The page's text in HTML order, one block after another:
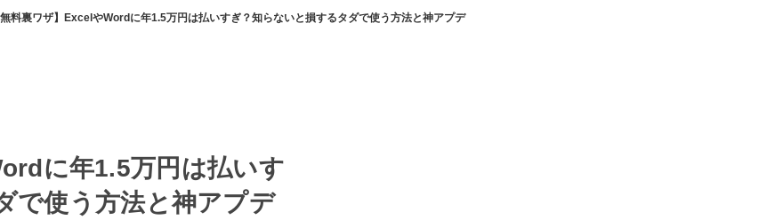
無料裏ワザ】ExcelやWordに年1.5万円は払いすぎ？知らないと損するタダで使う方法と神アプデ
に年1.5万円は払いす
で使う方法と神アプデ